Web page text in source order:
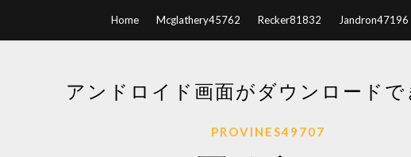
Home Mcglathery45762 Recker81832 Jandron47196
アンドロイド画面がダウンロードで
PROVINES49707